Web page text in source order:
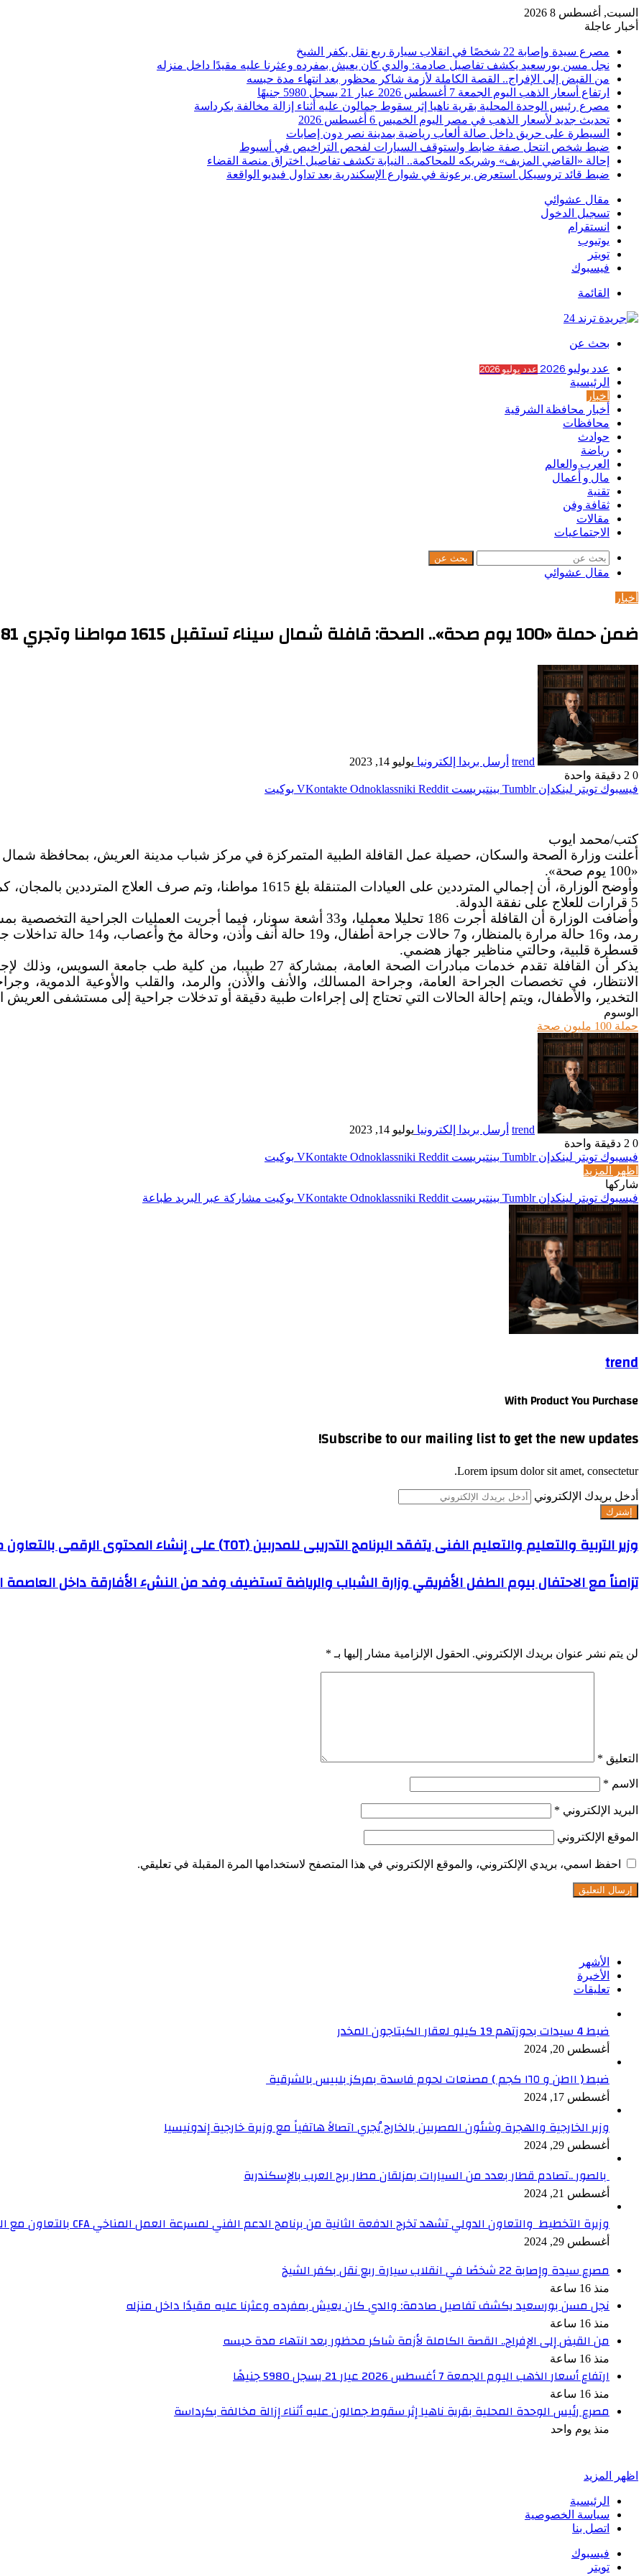
السبت, أغسطس 8 2026
أخبار عاجلة
مصرع سيدة وإصابة 22 شخصًا في انقلاب سيارة ربع نقل بكفر الشيخ
نجل مسن بورسعيد يكشف تفاصيل صادمة: والدي كان يعيش بمفرده وعثرنا عليه مقيدًا داخل منزله
من القبض إلى الإفراج.. القصة الكاملة لأزمة شاكر محظور بعد انتهاء مدة حبسه
ارتفاع أسعار الذهب اليوم الجمعة 7 أغسطس 2026 عيار 21 يسجل 5980 جنيهًا
مصرع رئيس الوحدة المحلية بقرية ناهيا إثر سقوط جمالون عليه أثناء إزالة مخالفة بكرداسة
تحديث جديد لأسعار الذهب في مصر اليوم الخميس 6 أغسطس 2026
السيطرة على حريق داخل صالة ألعاب رياضية بمدينة نصر دون إصابات
ضبط شخص انتحل صفة ضابط واستوقف السيارات لفحص التراخيص في أسيوط
إحالة «القاضي المزيف» وشريكه للمحاكمة.. النيابة تكشف تفاصيل اختراق منصة القضاء
ضبط قائد تروسيكل استعرض برعونة في شوارع الإسكندرية بعد تداول فيديو الواقعة
مقال عشوائي
تسجيل الدخول
انستقرام
يوتيوب
تويتر
فيسبوك
القائمة
بحث عن
عدد يوليو 2026 عدد يوليو 2026
الرئيسية
أخبار
أخبار محافظة الشرقية
محافظات
حوادث
رياضة
العرب والعالم
مال و أعمال
تقنية
ثقافة وفن
مقالات
الاجتماعيات
بحث عن
مقال عشوائي
أخبار
ضمن حملة «100 يوم صحة».. الصحة: قافلة شمال سيناء تستقبل 1615 مواطنا وتجري 81 جراحة خلال يومين
trend أرسل بريدا إلكترونيا يوليو 14, 2023
0
دقيقة واحدة
فيسبوك تويتر لينكدإن بينتيريست Odnoklassniki بوكيت
كتب/محمد ايوب
أعلنت وزارة الصحة والسكان، حصيلة عمل القافلة الطبية المتمركزة في مركز شباب مدينة العريش، بمحافظة
«100 يوم صحة».
5 قرارات للعلاج على نفقة الدولة.
قسطرة قلبية، وحالتي مناظير جهاز هضمي.
يذكر أن القافلة تقدم خدمات مبادرات الصحة العامة، بمشاركة 27 طبيبا،
الانتظار، في تخصصات الجراحة العامة، وجراحة المسالك، والأنف والأذن، والرمد، والقلب والأوعية الدموية،
التخدير، والأطفال، ويتم إحالة الحالات التي تحتاج إلى إجراءات طبية دقيقة أو تدخلات جراحية إلى مستشفى العريش
الوسوم
حملة 100 مليون صحة
trend أرسل بريدا إلكترونيا يوليو 14, 2023
0
دقيقة واحدة
فيسبوك تويتر لينكدإن بينتيريست Odnoklassniki
بوكيت
اظهر المزيد
شاركها
فيسبوك تويتر لينكدإن بينتيريست Odnoklassniki بوكيت مشاركة عبر البريد طباعة
trend
With Product You Purchase
Subscribe to our mailing list to get the new updates!
Lorem ipsum dolor sit amet, consectetur.
أدخل بريدك الإلكتروني
وزير التربية والتعليم والتعليم الفنى يتفقد البرنامج التدريبى للمدربين (TOT) على إنشاء المحتوى الرقمى بالتعاون مع منظمة اليونسكو
تزامناً مع الاحتفال بيوم الطفل الأفريقي وزارة الشباب والرياضة تستضيف وفد من النشء الأفارقة داخل العاصمة
لن يتم نشر عنوان بريدك الإلكتروني. الحقول الإلزامية مشار إليها بـ *
التعليق *
الاسم *
البريد الإلكتروني *
الموقع الإلكتروني
احفظ اسمي، بريدي الإلكتروني، والموقع الإلكتروني في هذا المتصفح لاستخدامها المرة المقبلة في تعليقي.
الأشهر
الأخيرة
تعليقات
ضبط 4 سيدات بحوزتهم 19 كيلو لعقار الكبتاجون المخدر
أغسطس 20, 2024
ضبط ( ١١طن و ١٦٥ كجم ) مصنعات لحوم فاسدة بمركز بلبيس بالشرقية
أغسطس 17, 2024
وزير الخارجية والهجرة وشئون المصريين بالخارج يُجري اتصالاً هاتفياً مع وزيرة خارجية إندونيسيا
أغسطس 29, 2024
بالصور ..تصادم قطار بعدد من السيارات بمزلقان مطار برج العرب بالإسكندرية
أغسطس 21, 2024
وزيرة التخطيط والتعاون الدولي تشهد تخرج الدفعة الثانية من برنامج الدعم الفني لمسرعة العمل المناخي CFA بالتعاون مع المملكة المتحدة
أغسطس 29, 2024
مصرع سيدة وإصابة 22 شخصًا في انقلاب سيارة ربع نقل بكفر الشيخ
منذ 16 ساعة
نجل مسن بورسعيد يكشف تفاصيل صادمة: والدي كان يعيش بمفرده وعثرنا عليه مقيدًا داخل منزله
منذ 16 ساعة
من القبض إلى الإفراج.. القصة الكاملة لأزمة شاكر محظور بعد انتهاء مدة حبسه
منذ 16 ساعة
ارتفاع أسعار الذهب اليوم الجمعة 7 أغسطس 2026 عيار 21 يسجل 5980 جنيهًا
منذ 16 ساعة
مصرع رئيس الوحدة المحلية بقرية ناهيا إثر سقوط جمالون عليه أثناء إزالة مخالفة بكرداسة
منذ يوم واحد
اظهر المزيد
الرئيسية
سياسة الخصوصية
اتصل بنا
فيسبوك
تويتر